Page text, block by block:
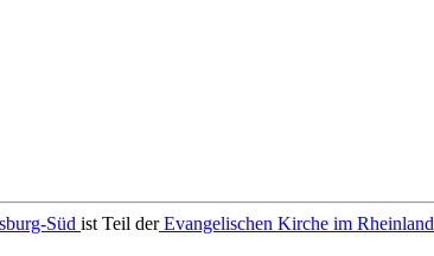
Süd ist Teil der Evangelischen Kirche im Rheinland